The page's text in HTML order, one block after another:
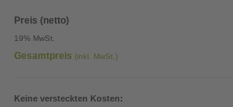
Preis (netto)
19% MwSt.
Gesamtpreis (inkl. MwSt.)
Keine versteckten Kosten: